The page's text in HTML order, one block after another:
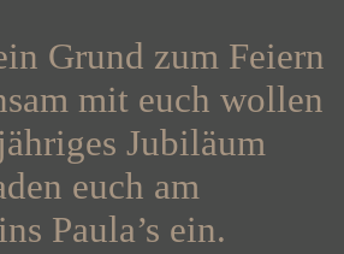
Grund zum Feiern
mit euch wollen
Jubiläum
euch am
ins Paula’s ein.